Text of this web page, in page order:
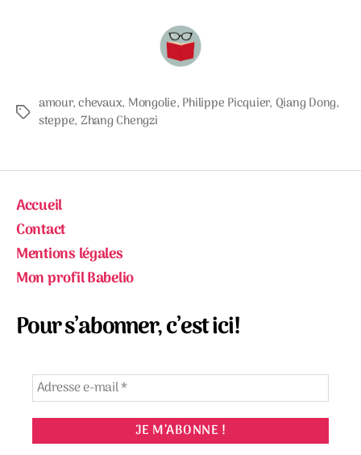
Étiquettes
amour,chevaux, Mongolie, Philippe Picquier, Qiang Dong,
steppe, Zhang Chengzi
Accueil
Contact
Mentions légales
Mon profil Babelio
Pour s’abonner, c’est ici!